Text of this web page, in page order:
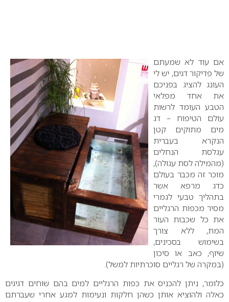
אם עוד לא שמעתם
של פדיקור דגים, יש לי
העונג להציג בפניכם
את אחד מפלאי
הטבע העומד לרשות
עולם הטיפוח – דג
מים מתוקים קטן
הנקרא בעברית
עגלסת הנחלים
(מהמילה לסת עגולה),
מוכר זה מכבר בעולם
כדג מרפא אשר
בתהליך טבעי לגמרי
מסיר מכפות הרגליים
את כל שכבות העור
המת, ללא צורך
בשימוש בסכינים,
שיוף, כאב או סיכון
(במקרה של רגליים סוכרתיות למשל).
כלומר, ניתן להכניס את כפות הרגליים למים בהם שוחים דגיגים
כאלה ולהוציא אותן כשהן חלקות ונעימות למגע אחרי שעברתם